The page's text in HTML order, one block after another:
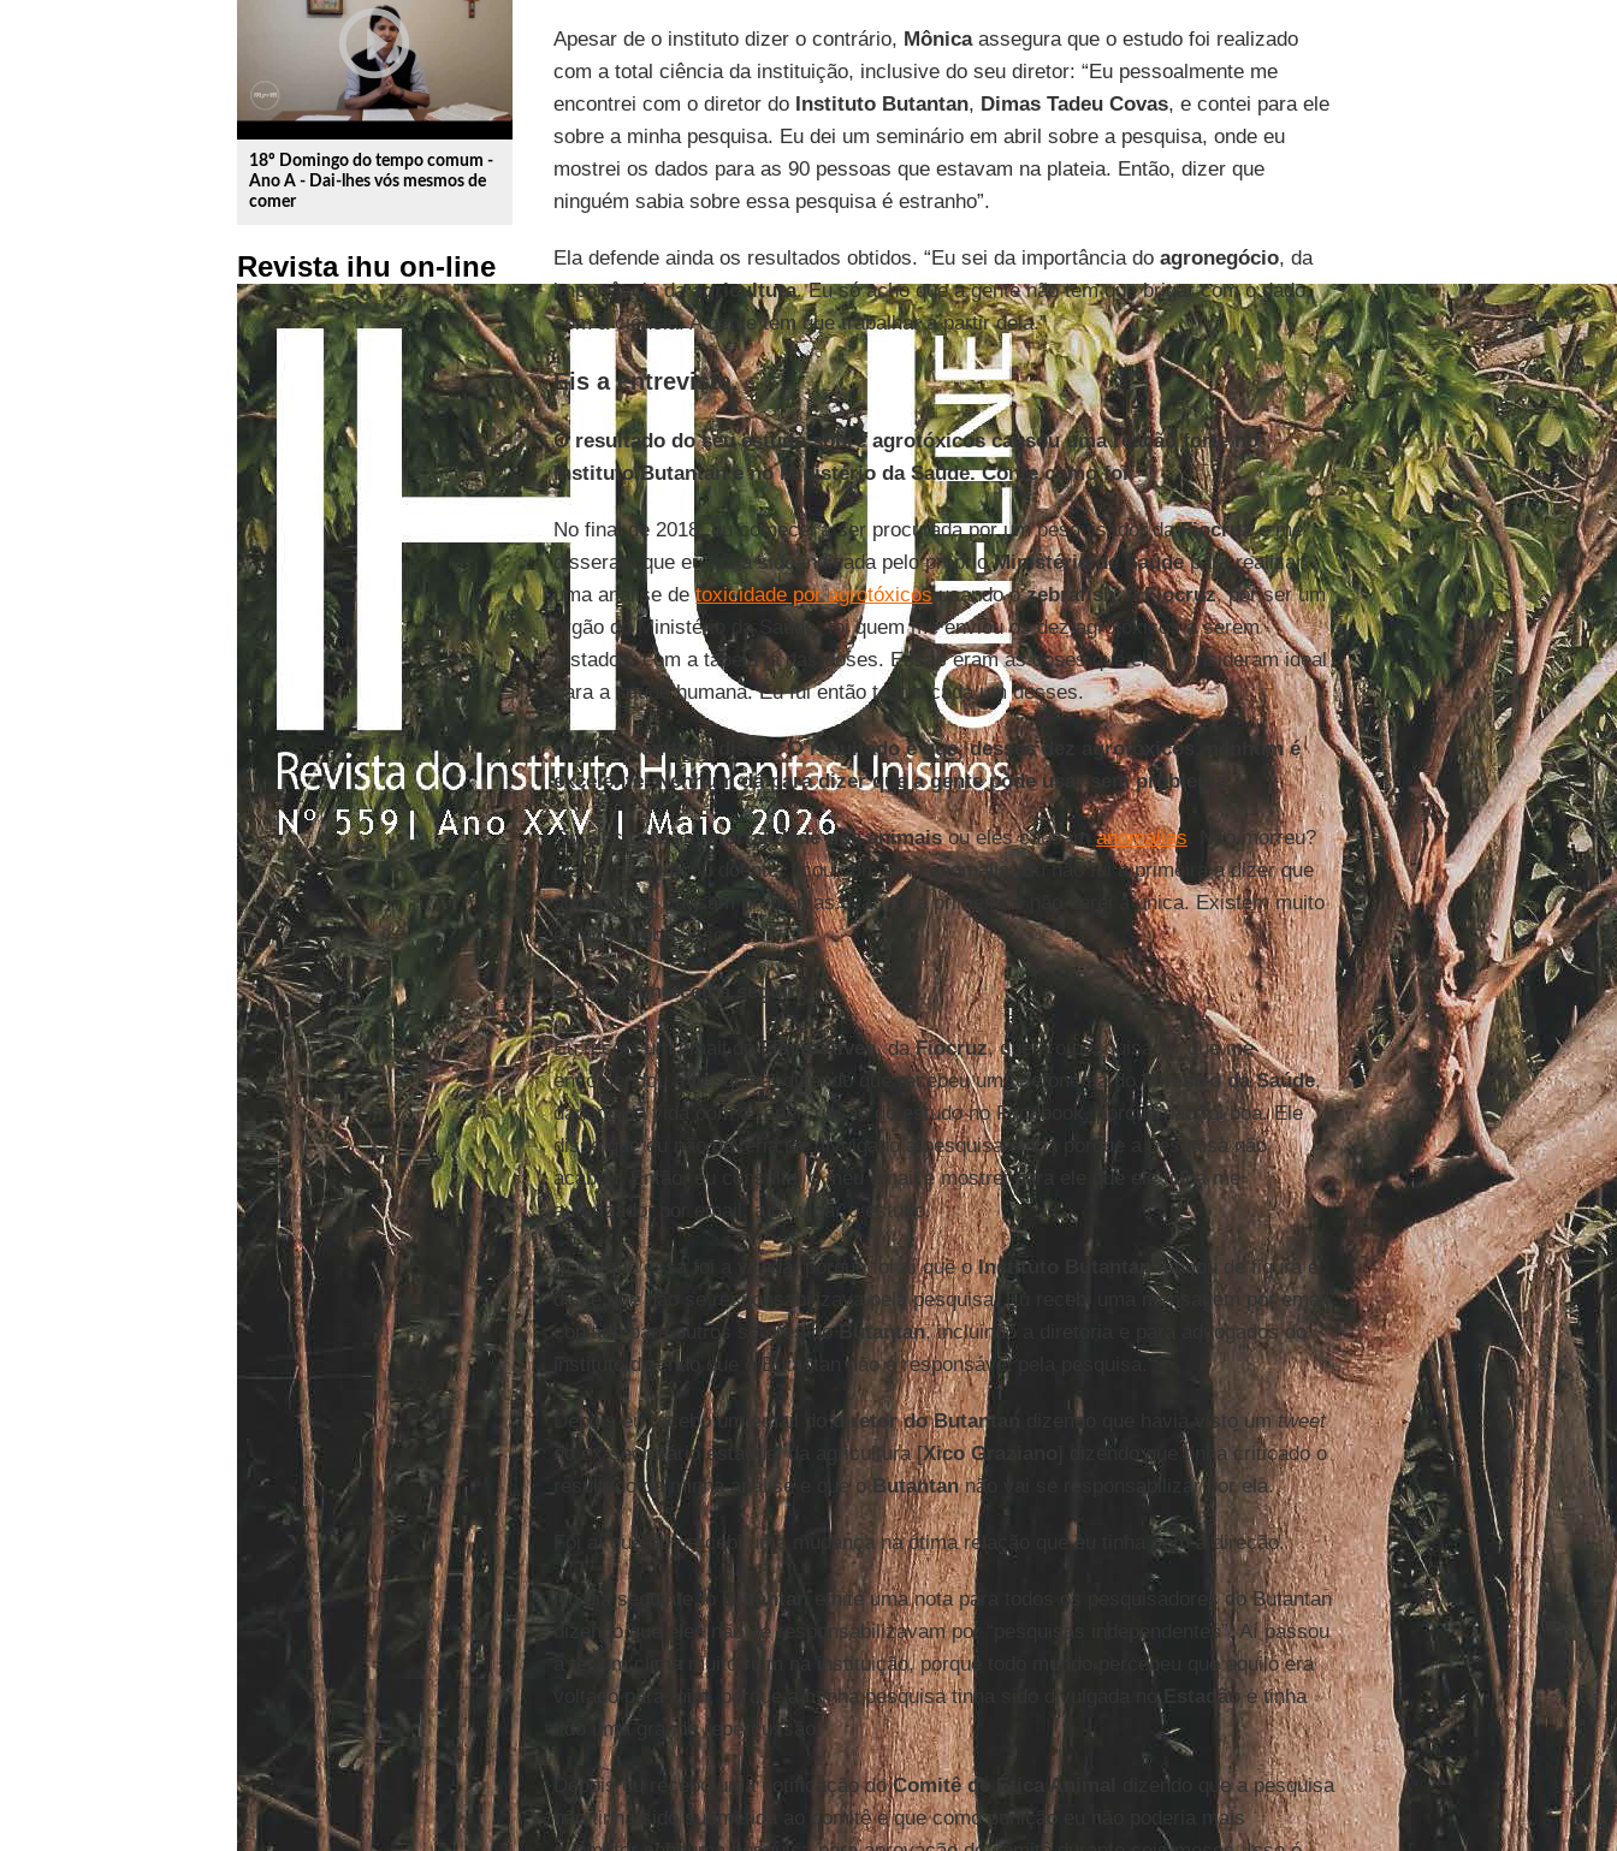
play_circle_outline
18º Domingo do tempo comum -
Ano A - Dai-lhes vós mesmos de
comer
Revista ihu on-line
Apesar de o instituto dizer o contrário, Mônicaassegura que o estudo foi realizado
com a total ciência da instituição, inclusive do seu diretor: “Eu pessoalmente me
encontrei com o diretor do Instituto Butantan, Dimas Tadeu Covas, e contei para ele
sobre a minha pesquisa. Eu dei um seminário em abril sobre a pesquisa, onde eu
mostrei os dados para as 90 pessoas que estavam na plateia. Então, dizer que
ninguém sabia sobre essa pesquisa é estranho”.
Ela defende ainda os resultados obtidos. “Eu sei da importância do agronegócio, da
importância daagricultura. Eu só acho que a gente não tem que brigar com o dado,
com a ciência. A gente tem que trabalhar a partir dela.”
Eis a entrevista.
O resultado do seu estudo sobre agrotóxicos causou uma reação forte no
Instituto Butantan e no Ministério da Saúde. Conte como foi.
No final de 2018, eu comecei a ser procurada por um pesquisador daFiocruze me
disseram que eu tinha sido indicada pelo próprioMinistério de Saúdepara realizar
uma análise detoxicidade por agrotóxicosusando ozebrafish. AFiocruz, por ser um
órgão do Ministério da Saúde, foi quem me enviou os dez agrotóxicos a serem
testados, com a tabela já das doses. Essas eram as doses que eles consideram ideal
para a saúde humana. Eu fui então testar cada um desses.
Qual o resultado disso? O resultado é que, desses dez agrotóxicos, nenhum é
excelente. Nenhum dá para dizer que a gente pode usar sem problema.
Ou eles causammortalidade nos animaisou eles causamanomalias . Não morreu?
Mas o bicho ficou doente, ficou com uma anomalia. Eu não fui a primeira a dizer que
agrotóxicos causam problemas. Não fui a primeira e não serei a única. Existem muito
estudos sobre isso.
O que aconteceu a seguir?
Eu recebi um email doFlávio Alves, daFiocruz, que é o pesquisador que me
encomendou a pesquisa, dizendo que recebeu um telefonema doMinistro da Saúde,
danado da vida com a repercussão do estudo no Facebook, porque não foi boa. Ele
disse que eu não deveria ter divulgado a pesquisa ainda porque a pesquisa não
acabou. Então, eu consultei o meu email e mostrei para ele que ele tinha me
autorizado, por email, a divulgar o estudo.
Acho que essa foi a virada, porque foi aí que oInstituto Butantanmudou de figura e
disse que não se responsabilizava pela pesquisa. Eu recebi uma mensagem por email
copiado para outros setores do
Butantan, incluindo a diretoria e para advogados do
instituto dizendo que o Butantan não é responsável pela pesquisa.
Depois eu recebo um email dodiretor do Butantan dizendo que havia visto um tweet
do ex-secretário estadual da agricultura [Xico Graziano
] dizendo que tinha criticado o
resultado da minha análise e que oButantannão vai se responsabilizar por ela.
Foi aí que eu percebi uma mudança na ótima relação que eu tinha com a direção.
No dia seguinte, o Butantan
emite uma nota para todos os pesquisadores do Butantan
dizendo que eles não se responsabilizavam por “pesquisas independentes”. Aí passou
a ter um clima muito ruim na instituição, porque todo mundo percebeu que aquilo era
voltado para mim, porque a minha pesquisa tinha sido divulgada no
Estadãoe tinha
tido uma grande repercussão.
Depois eu recebo uma notificação doComitê de Ética Animal
dizendo que a pesquisa
não tinha sido submetida ao comitê e que como punição eu não poderia mais